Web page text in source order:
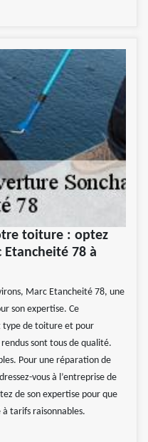
toiture : optez
Etancheité 78 à
Marc Etancheité 78, une
son expertise. Ce
type de toiture et pour
sont tous de qualité.
Pour une réparation de
vous à l’entreprise de
de son expertise pour que
tarifs raisonnables.